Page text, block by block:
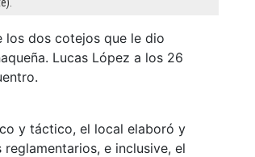
los dos cotejos que le dio
Lucas López a los 26
y táctico, el local elaboró y
e inclusive, el